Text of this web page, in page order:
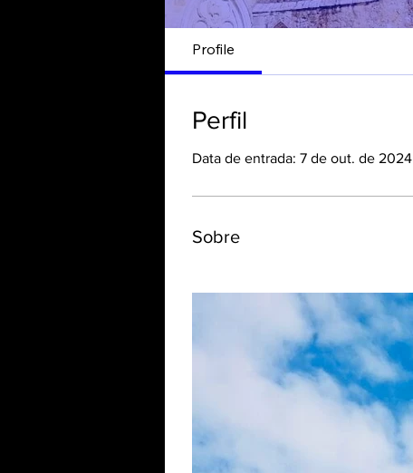
Profile
Perfil
Data de entrada: 7 de out. de 2024
Sobre